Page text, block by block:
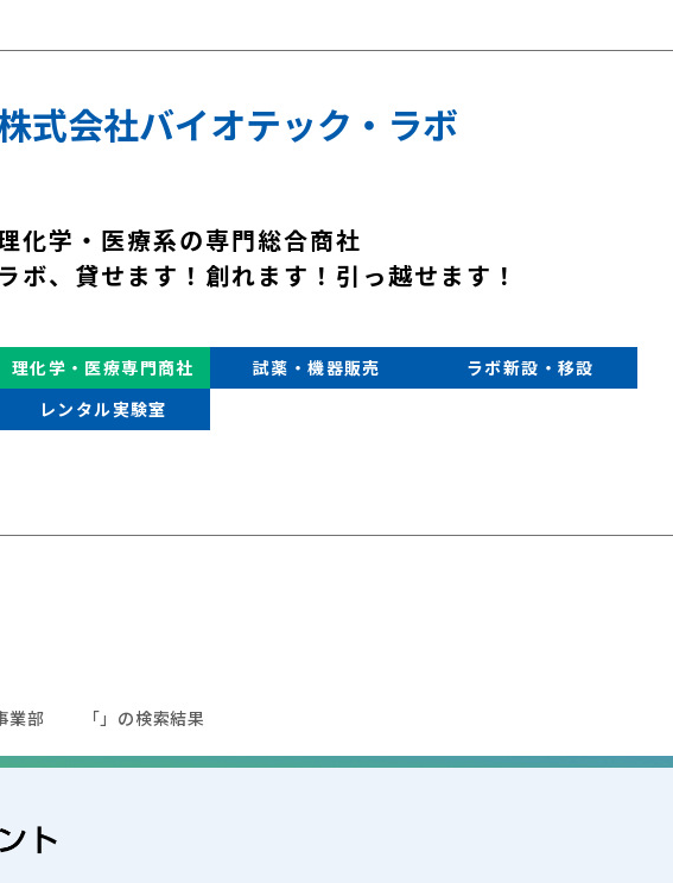
式会社バイオテック・ラボ
化学・医療系の専門総合商社
ラボ、貸せます！創れます！引っ越せます！
理化学・医療専門商社 試薬・機器販売
ラボ新設・移設
レンタル実験室
業部 「」の検索結果